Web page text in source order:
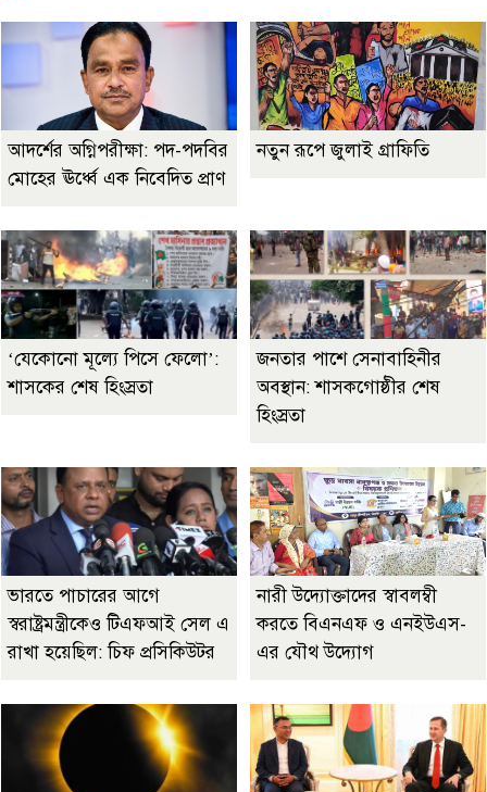
আদর্শের অগ্নিপরীক্ষা: পদ-পদবির
মোহের ঊর্ধ্বে এক নিবেদিত প্রাণ
নতুন রূপে জুলাই গ্রাফিতি
‘যেকোনো মূল্যে পিসে ফেলো’:
শাসকের শেষ হিংস্রতা
জনতার পাশে সেনাবাহিনীর
অবস্থান: শাসকগোষ্ঠীর শেষ
হিংস্রতা
ভারতে পাচারের আগে
স্বরাষ্ট্রমন্ত্রীকেও টিএফআই সেল এ
রাখা হয়েছিল: চিফ প্রসিকিউটর
নারী উদ্যোক্তাদের স্বাবলম্বী
করতে বিএনএফ ও এনইউএস-
এর যৌথ উদ্যোগ